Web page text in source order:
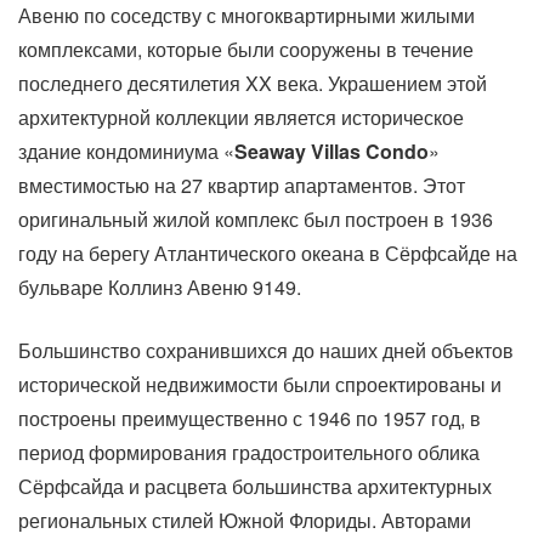
Авеню по соседству с многоквартирными жилыми
комплексами, которые были сооружены в течение
последнего десятилетия XX века. Украшением этой
архитектурной коллекции является историческое
здание кондоминиума «Seaway Villas Condo»
вместимостью на 27 квартир апартаментов. Этот
оригинальный жилой комплекс был построен в 1936
году на берегу Атлантического океана в Сёрфсайде на
бульваре Коллинз Авеню 9149.
Большинство сохранившихся до наших дней объектов
исторической недвижимости были спроектированы и
построены преимущественно с 1946 по 1957 год, в
период формирования градостроительного облика
Сёрфсайда и расцвета большинства архитектурных
региональных стилей Южной Флориды. Авторами